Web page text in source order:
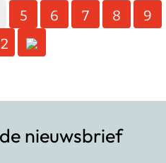
5 6 7 8 9
nieuwsbrief